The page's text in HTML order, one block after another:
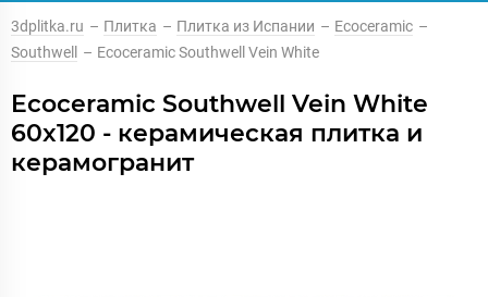
3dplitka.ru – Плитка – Плитка из Испании – Ecoceramic –
Southwell
– Ecoceramic Southwell Vein White
Ecoceramic Southwell Vein White
60x120 - керамическая плитка и
керамогранит